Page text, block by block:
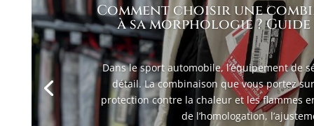
Comment choisir une
à sa morphologie ?
Dans le sport automobile, l’équipement de
détail. La combinaison que vous portez
protection contre la chaleur et les flammes
de l’homologation,